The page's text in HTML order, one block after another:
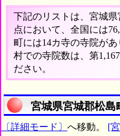
下記のリストは、宮城
点において、全国には
町には14カ寺の寺院が
村での寺院数は、第
ださい。
宮城県宮城郡松島
〔詳細モード〕 へ移動。 [